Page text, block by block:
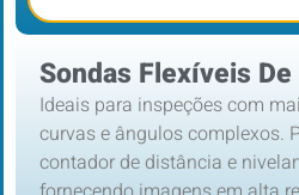
Sondas Flexíveis
Ideais para inspeções com
curvas e ângulos complexos.
contador de distância e